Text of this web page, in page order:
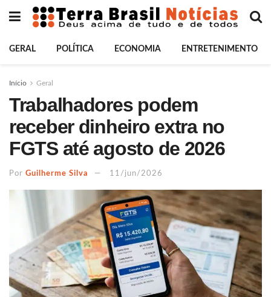
GERAL POLÍTICA ECONOMIA ENTRETENIMENTO
Início Geral
Trabalhadores podem
receber dinheiro extra no
FGTS até agosto de 2026
Por Guilherme Silva 11/jun/2026